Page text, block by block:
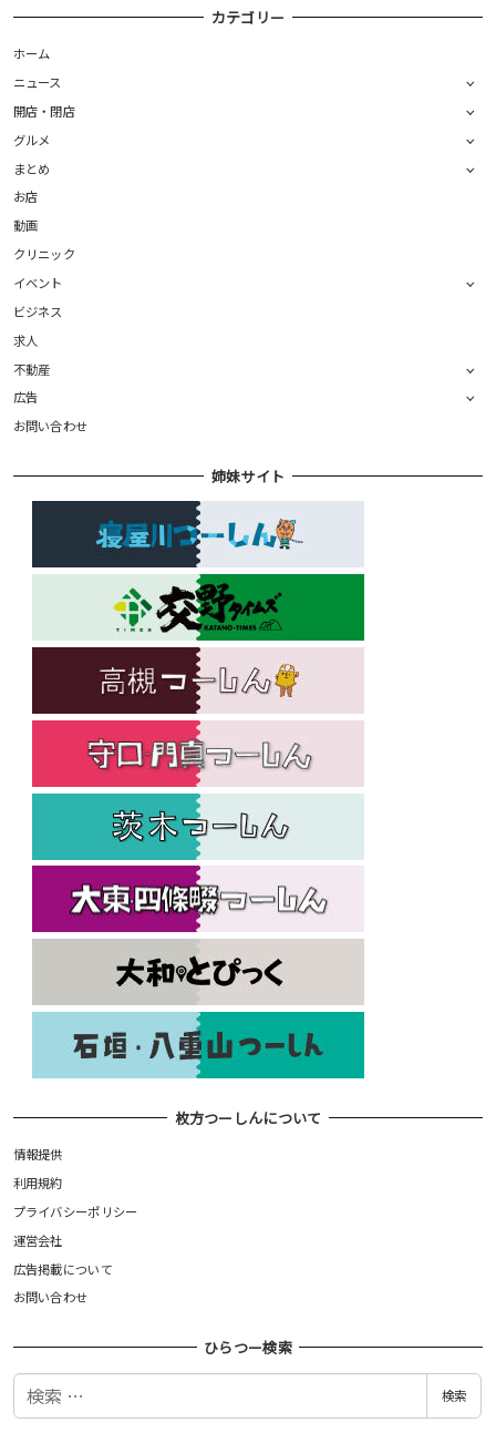
カテゴリー
ホーム
ニュース
開店・閉店
グルメ
まとめ
お店
動画
クリニック
イベント
ビジネス
求人
不動産
広告
お問い合わせ
姉妹サイト
枚方つーしんについて
情報提供
利用規約
プライバシーポリシー
運営会社
広告掲載について
お問い合わせ
ひらつー検索
検
検索